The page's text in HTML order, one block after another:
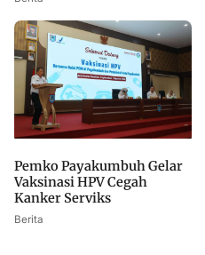
Pemko Payakumbuh Gelar
Vaksinasi HPV Cegah
Kanker Serviks
Berita